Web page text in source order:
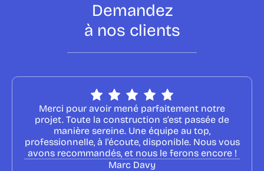
Demandez
à nos clients
Merci pour avoir mené parfaitement notre
projet. Toute la construction s’est passée de
manière sereine. Une équipe au top,
professionnelle, à l’écoute, disponible. Nous vous
avons recommandés, et nous le ferons encore !
Marc Davy